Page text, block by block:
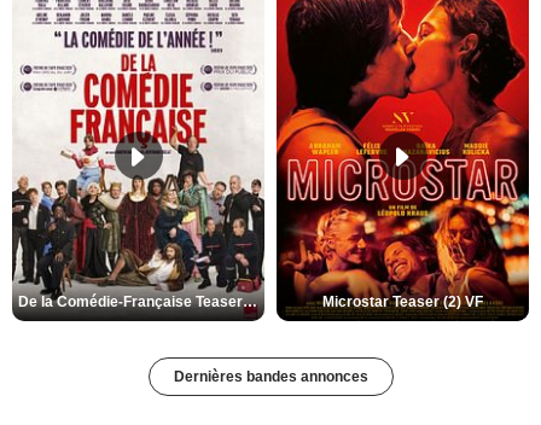
De la Comédie-Française Teaser (3) VF Microstar Teaser (2) VF
Dernières bandes annonces